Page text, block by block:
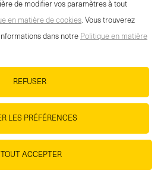
AUX COOKIES
FR/BASE-DE-
de modifier vos paramètres à tout
en matière de cookies. Vous trouverez
dans notre Politique en matière
REFUSER
LES PRÉFÉRENCES
TOUT ACCEPTER